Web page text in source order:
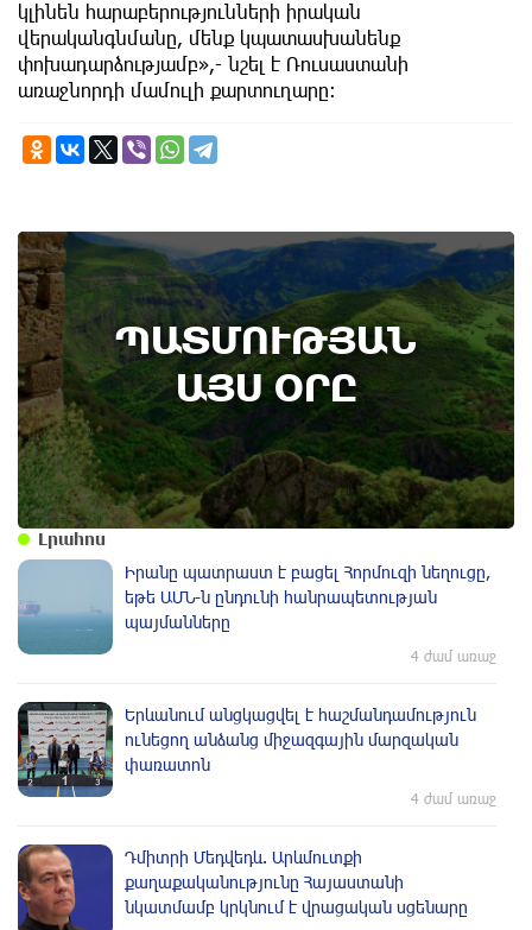
կլինեն հարաբերությունների իրական
վերականգնմանը, մենք կպատասխանենք
փոխադարձությամբ»,- նշել է Ռուսաստանի
առաջնորդի մամուլի քարտուղարը։
ՊԱՏՄՈՒԹՅԱՆ
ԱՅՍ ՕՐԸ
8th of August
Տեղի է ունեցել Գառնիի ճակատամարտը.
պատմության այս օրը (8 օգոստոս)
Լրահոս
Իրանը պատրաստ է բացել Հորմուզի նեղուցը,
եթե ԱՄՆ-ն ընդունի հանրապետության
պայմանները
4 ժամ առաջ
Երևանում անցկացվել է հաշմանդամություն
ունեցող անձանց միջազգային մարզական
փառատոն
4 ժամ առաջ
Դմիտրի Մեդվեդև. Արևմուտքի
քաղաքականությունը Հայաստանի
նկատմամբ կրկնում է վրացական սցենարը